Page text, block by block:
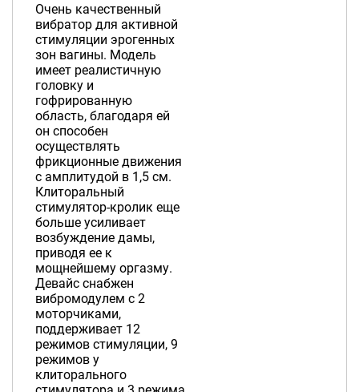
Очень качественный
вибратор для активной
стимуляции эрогенных
зон вагины. Модель
имеет реалистичную
головку и
гофрированную
область, благодаря ей
он способен
осуществлять
фрикционные движения
с амплитудой в 1,5 см.
Клиторальный
стимулятор-кролик еще
больше усиливает
возбуждение дамы,
приводя ее к
мощнейшему оргазму.
Девайс снабжен
вибромодулем с 2
моторчиками,
поддерживает 12
режимов стимуляции, 9
режимов у
клиторального